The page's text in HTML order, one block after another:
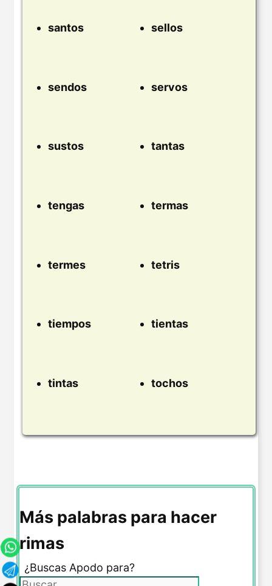
santos sellos
sendos servos
sustos tantas
tengas termas
termes tetris
tiempos tientas
tintas tochos
Más palabras para hacer
rimas
¿Buscas Apodo para?